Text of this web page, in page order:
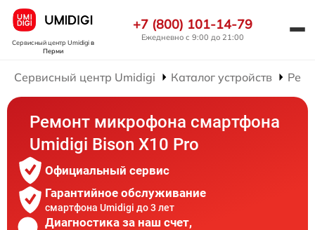
Сервисный центр Umidigiв
Перми
+7 (800) 101-14-79
Ежедневно с 9:00 до 21:00
Сервисный центр Umidigi Каталог устройств
Ремонт микрофона смартфона
Umidigi Bison X10 Pro
Официальный сервис
Гарантийное обслуживание
смартфона Umidigi до 3 лет
Диагностика за наш счет,